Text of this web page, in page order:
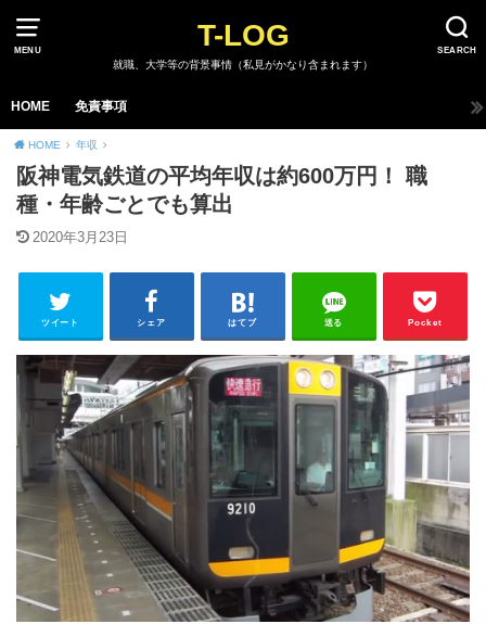
MENU SEARCH
T-LOG
就職、大学等の背景事情（私見がかなり含まれます）
HOME 免責事項
HOME 年収
阪神電気鉄道の平均年収は約600万円！ 職
種・年齢ごとでも算出
2020年3月23日
ツイート シェア はてブ 送る Pocket